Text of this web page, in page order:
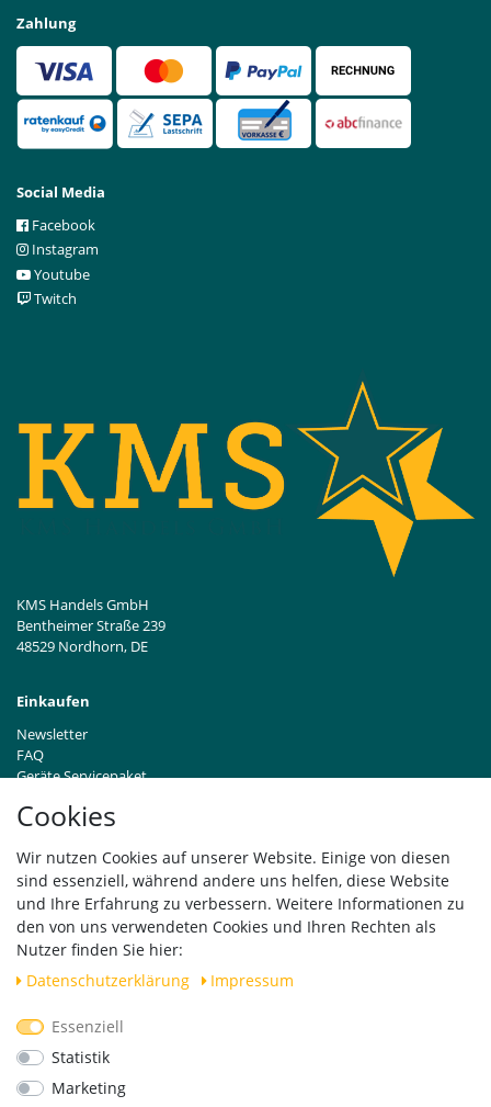
Cookies
Wir nutzen Cookies auf unserer Website. Einige von diesen
sind essenziell, während andere uns helfen, diese Website
und Ihre Erfahrung zu verbessern. Weitere Informationen zu
den von uns verwendeten Cookies und Ihren Rechten als
Nutzer finden Sie hier:
Daten­schutz­erklärung
Impressum
Essenziell
Statistik
Marketing
Zahlung
Social Media
Facebook
Instagram
Youtube
Twitch
KMS Handels GmbH
Bentheimer Straße 239
48529 Nordhorn, DE
Einkaufen
Newsletter
FAQ
Geräte Servicepaket
Händleranfragen B2B
Widerrufsrecht
Vertrag widerrufen
Versand
Geprüfte Sicherheit